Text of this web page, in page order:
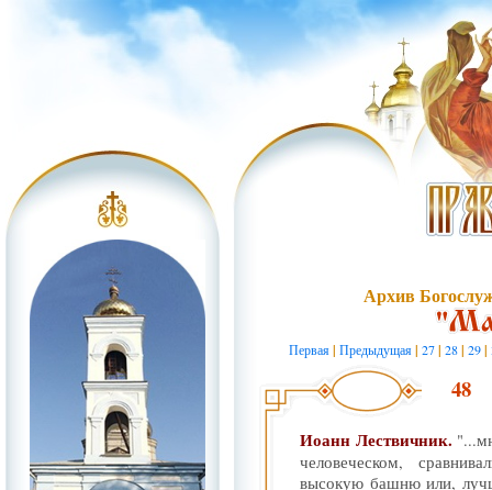
Архив
Первая| Предыдущая| 27| 28| 29|
48
Иоанн Лествичник.
человеческом,
высокую башню или,